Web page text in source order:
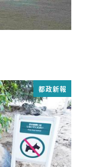
都政新報